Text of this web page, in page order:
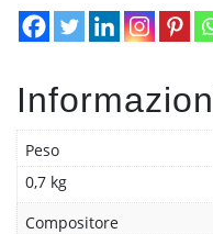
Peso
0,7 kg
Compositore